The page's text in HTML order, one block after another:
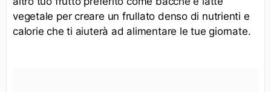
vegetale per creare un frullato denso di nutrienti e
calorie che ti aiuterà ad alimentare le tue giornate.